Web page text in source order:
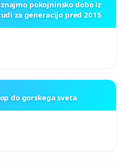
pokojninsko dobo iz
za generacijo pred 2015
do gorskega sveta